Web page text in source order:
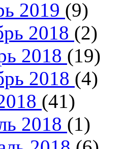
2019 (9)
2018 (2)
2018 (19)
2018 (4)
(41)
2018 (1)